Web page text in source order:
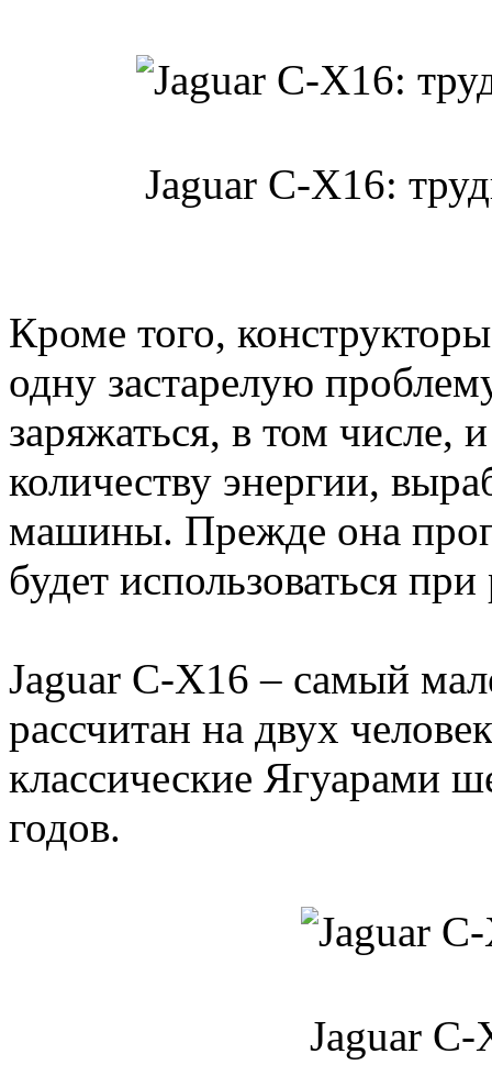
Jaguar C-X16:
Кроме того,
одну застарелую
заряжаться, в том числе,
количеству энергии,
машины. Прежде она
будет использоваться при
Jaguar C-X16 – самый
рассчитан на двух
классические Ягуарами
годов.
Jaguar